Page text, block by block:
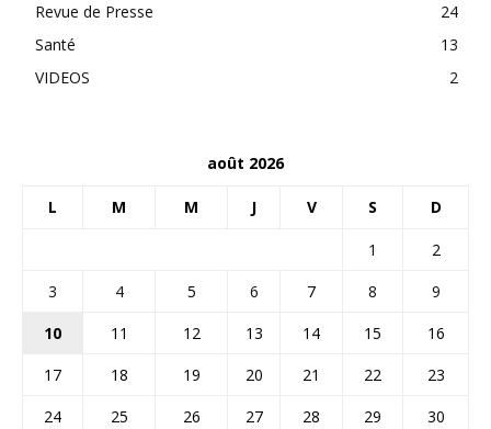
Revue de Presse
24
Santé
13
VIDEOS
2
août 2026
L M M J V S D
1
2
3
4 5 6 7 8
9
10
11 12 13 14 15
16
17
18 19 20 21 22
23
24
25 26 27 28 29
30